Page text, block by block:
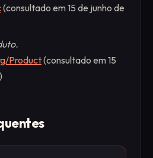
(consultado em 15 de junho de
Product(consultado em 15